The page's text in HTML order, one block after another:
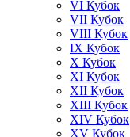
VI Кубок
VII Кубок
VIII Кубок
IX Кубок
X Кубок
XI Кубок
XII Кубок
XIII Кубок
XIV Кубок
XV Кубок